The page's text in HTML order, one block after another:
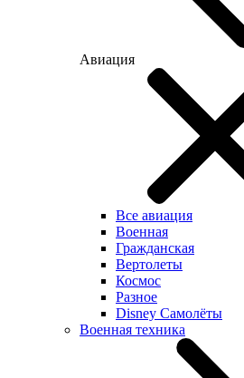
Авиация
Все авиация
Военная
Гражданская
Вертолеты
Космос
Разное
Disney Самолёты
Военная техника